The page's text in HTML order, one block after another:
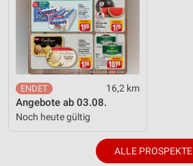
16,2 km
Angebote ab 03.08.
Noch heute gültig
ALLE PROSPEKTE